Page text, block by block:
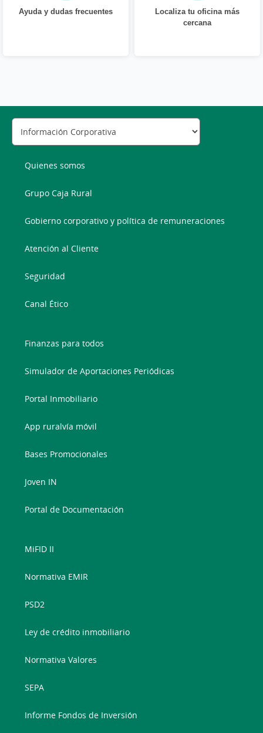
Ayuda y dudas frecuentes
Localiza tu oficina más
cercana
Quienes somos
Grupo Caja Rural
Gobierno corporativo y política de remuneraciones
Atención al Cliente
Seguridad
Canal Ético
Finanzas para todos
Simulador de Aportaciones Periódicas
Portal Inmobiliario
App ruralvía móvil
Bases Promocionales
Joven IN
Portal de Documentación
MiFID II
Normativa EMIR
PSD2
Ley de crédito inmobiliario
Normativa Valores
SEPA
Informe Fondos de Inversión